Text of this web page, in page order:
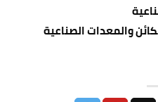
والمعدات الصناعية